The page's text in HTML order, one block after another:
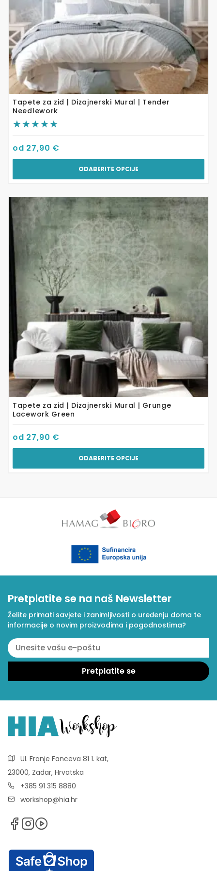
Tapete za zid | Dizajnerski Mural | Tender
Needlework
od 27,90 €
ODABERITE OPCIJE
proizvoda
Tapete za zid | Dizajnerski Mural | Grunge
Lacework Green
od 27,90 €
ODABERITE OPCIJE
Ovaj
proizvod
ima
više
varijanti.
odabrati
proizvoda
Pretplatite se na naš Newsletter
Želite primati savjete i zanimljivosti o uređenju doma te
informacije o novim proizvodima i pogodnostima?
Ul. Franje Fanceva 81 1. kat,
23000, Zadar, Hrvatska
+385 91 315 8880
workshop@hia.hr